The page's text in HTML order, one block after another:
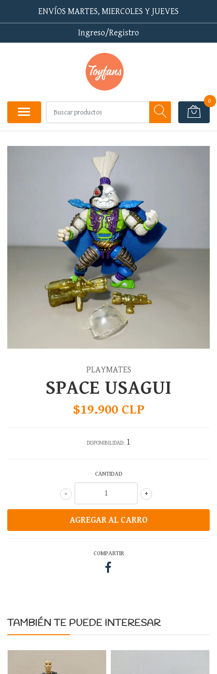
ENVÍOS MARTES, MIERCOLES Y JUEVES
Ingreso/Registro
0
PLAYMATES
SPACE USAGUI
$19.900 CLP
DISPONIBILIDAD: 1
CANTIDAD
+
-
COMPARTIR
TAMBIÉN TE PUEDE INTERESAR